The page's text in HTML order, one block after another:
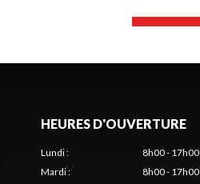
HEURES D'OUVERTURE
Lundi:
8h00 - 17h00
Mardi: 8h00 - 17h00